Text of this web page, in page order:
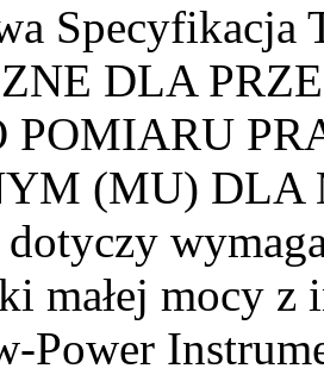
DLA
POMIARU
(MU) DLA
małej mocy
Power